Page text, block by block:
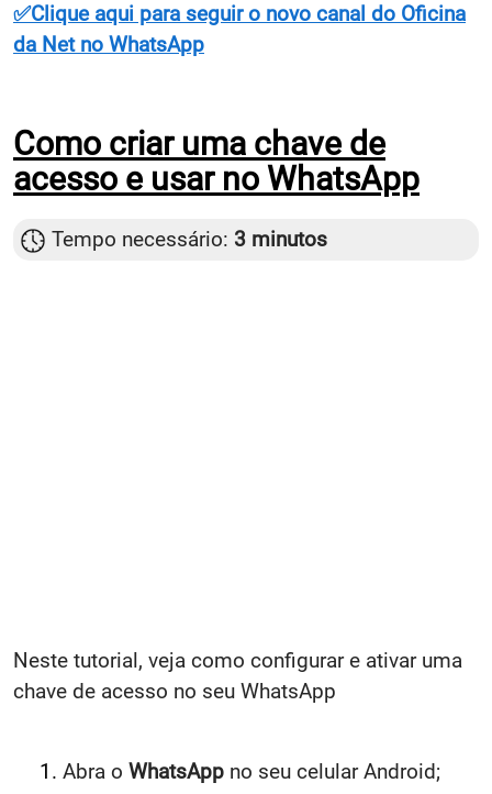
✅Clique aqui para seguir o novo canal do Oficina
da Net no WhatsApp
Como criar uma chave de
acesso e usar no WhatsApp
Tempo necessário: 3 minutos
Neste tutorial, veja como configurar e ativar uma
chave de acesso no seu WhatsApp
Abra o WhatsApp no seu celular Android;